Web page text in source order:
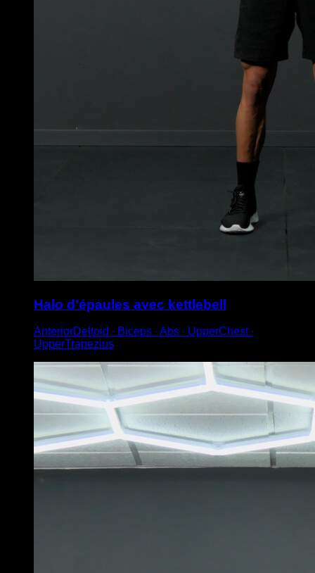
Halo d’épaules avec kettlebell
AnteriorDeltoid ∙ Biceps ∙ Abs ∙ UpperChest ∙
UpperTrapezius